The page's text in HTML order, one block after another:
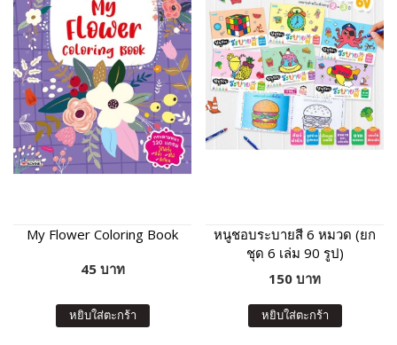
My Flower Coloring Book
45 บาท
หยิบใส่ตะกร้า
หนูชอบระบายสี 6 หมวด (ยก
ชุด 6 เล่ม 90 รูป)
150 บาท
หยิบใส่ตะกร้า